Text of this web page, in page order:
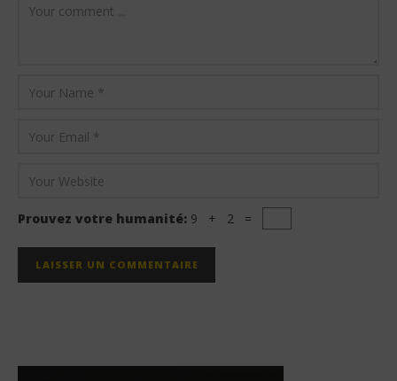
Prouvez votre humanité: 9 + 2 =